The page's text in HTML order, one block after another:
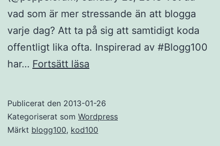
vad som är mer stressande än att blogga
varje dag? Att ta på sig att samtidigt koda
offentligt lika ofta. Inspirerad av #Blogg100
har… Fortsätt läsa
Publicerat den 2013-01-26
Kategoriserat som Wordpress
Märkt blogg100, kod100